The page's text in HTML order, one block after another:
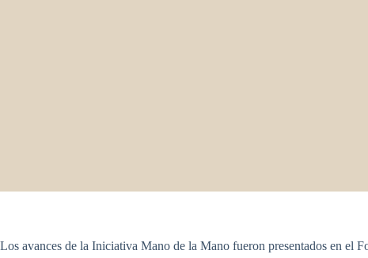
Los avances de la Iniciativa Mano de la Mano fueron presentados en el